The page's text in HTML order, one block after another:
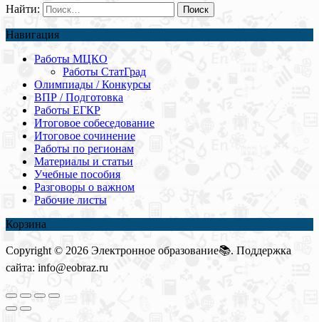
Найти:
Навигация
Работы МЦКО
Работы СтатГрад
Олимпиады / Конкурсы
ВПР / Подготовка
Работы ЕГКР
Итоговое собеседование
Итоговое сочинение
Работы по регионам
Материалы и статьи
Учебные пособия
Разговоры о важном
Рабочие листы
Корзина
Copyright © 2026 Электронное образование📚. Поддержка
сайта: info@eobraz.ru